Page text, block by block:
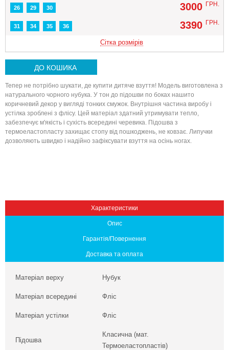
26 29 30 3000 ГРН.
31 34 35 36 3390 ГРН.
Сітка розмірів
ДО КОШИКА
Тепер не потрібно шукати, де купити дитяче взуття! Модель виготовлена ​​з
натурального чорного нубука. У тон до підошви по боках нашито
коричневий декор у вигляді тонких смужок. Внутрішня частина виробу і
устілка зроблені з флісу. Цей матеріал здатний утримувати тепло,
забезпечує м'якість і сухість всередині черевика. Підошва з
термоеластопласту захищає стопу від пошкоджень, не ковзає. Липучки
дозволяють швидко і надійно зафіксувати взуття на осінь ногах.
Характеристики
Опис
Гарантія/Повернення
Доставка та оплата
Матеріал верху Нубук
Матеріал всередині Фліс
Матеріал устілки Фліс
Підошва
Класична (мат.
Термоеластопластів)